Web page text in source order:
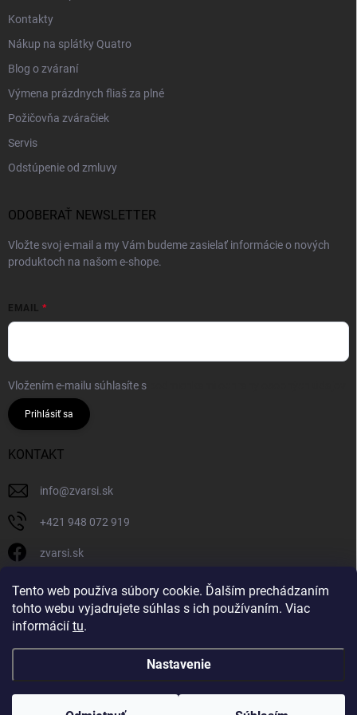
Tento web používa súbory cookie. Ďalším prechádzaním
tohto webu vyjadrujete súhlas s ich používaním. Viac
informácií tu.
Nastavenie
Kontakty
Nákup na splátky Quatro
Blog o zváraní
Výmena prázdnych fliaš za plné
Požičovňa zváračiek
Servis
Odstúpenie od zmluvy
ODOBERAŤ NEWSLETTER
Vložte svoj e-mail a my Vám budeme zasielať informácie o nových
produktoch na našom e-shope.
EMAIL
Vložením e-mailu súhlasíte s
Prihlásiť sa
KONTAKT
info@zvarsi.sk
+421 948 072 919
zvarsi.sk
zvarsi.sk
Copyright 2026 . Všetky práva vyhradené.